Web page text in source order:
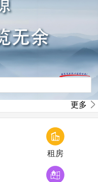
更多
租房